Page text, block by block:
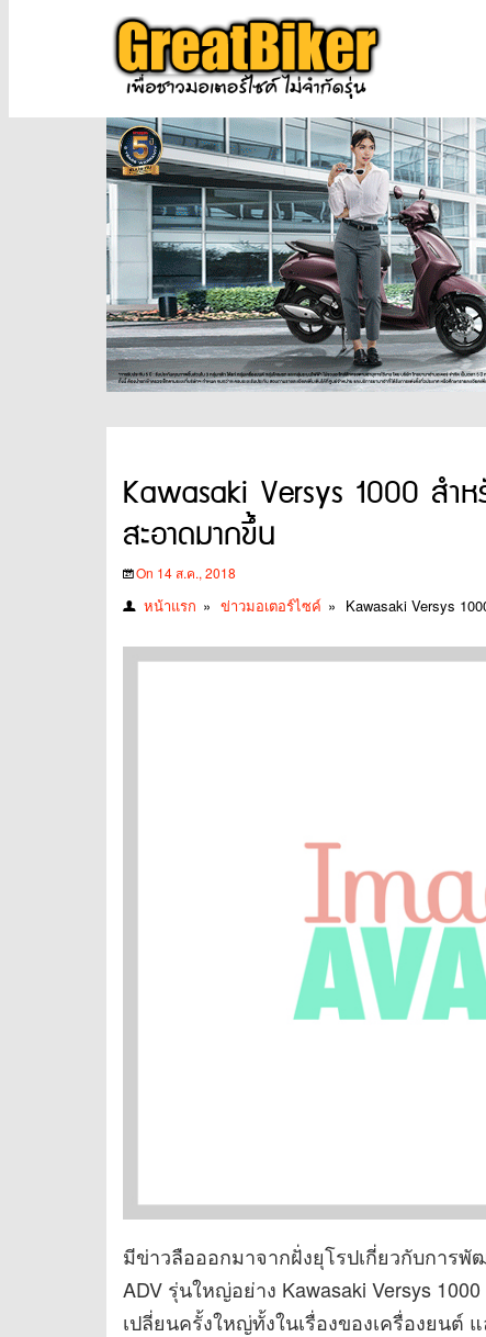
Kawasaki Versys 1000 สำห
สะอาดมากขึ้น
On 14 ส.ค., 2018
หน้าแรก » ข่าวมอเตอร์ไซค์ » Kawasaki Versys
มีข่าวลือออกมาจากฝั่งยุโรปเกี่ยวกับการพั
ADV รุ่นใหญ่อย่าง Kawasaki Versys
เปลี่ยนครั้งใหญ่ทั้งในเรื่องของเครื่องยน